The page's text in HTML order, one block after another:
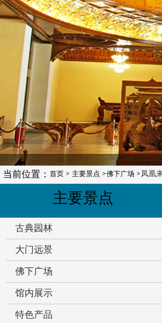
当前位置： 首页 > 主要景点 >佛下广场 >凤凰
主要景点
古典园林
大门远景
佛下广场
馆内展示
特色产品